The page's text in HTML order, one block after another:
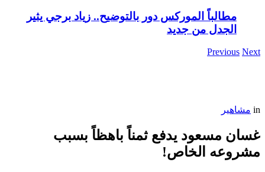
مطالباً الموركس دور بالتوضيح.. زياد برجي يثير
الجدل من جديد
Previous Next
in مشاهير
غسان مسعود يدفع ثمناً باهظاً بسبب
مشروعه الخاص!